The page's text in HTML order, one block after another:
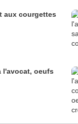
aux courgettes
l'avocat, oeufs